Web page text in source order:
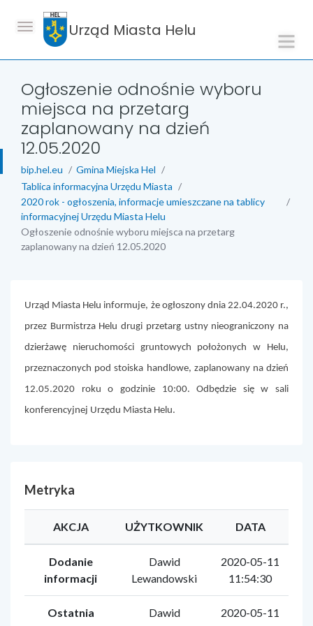
Urząd Miasta Helu
Ogłoszenie odnośnie wyboru
miejsca na przetarg
zaplanowany na dzień
12.05.2020
bip.hel.eu
Gmina Miejska Hel
Tablica informacyjna Urzędu Miasta
2020 rok - ogłoszenia, informacje umieszczane na tablicy
informacyjnej Urzędu Miasta Helu
Ogłoszenie odnośnie wyboru miejsca na przetarg
zaplanowany na dzień 12.05.2020
Urząd Miasta Helu informuje, że ogłoszony dnia 22.04.2020 r.,
przez Burmistrza Helu drugi przetarg ustny nieograniczony na
dzierżawę nieruchomości gruntowych położonych w Helu,
przeznaczonych pod stoiska handlowe, zaplanowany na dzień
12.05.2020 roku o godzinie 10:00. Odbędzie się w sali
konferencyjnej Urzędu Miasta Helu.
Metryka
AKCJA UŻYTKOWNIK DATA
Dodanie
informacji
Dawid
Lewandowski
2020-05-11
11:54:30
Ostatnia
Dawid
2020-05-11